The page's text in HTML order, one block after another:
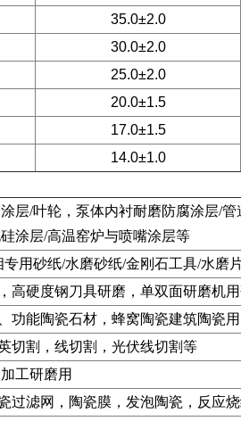
35.0±2.0
30.0±2.0
25.0±2.0
20.0±1.5
17.0±1.5
14.0±1.0
层/叶轮，泵体内衬耐磨防腐涂层/
涂层/高温窑炉与喷嘴涂层等
用砂纸/水磨砂纸/金刚石工具/水磨
高硬度钢刀具研磨，单双面研磨机
功能陶瓷石材，蜂窝陶瓷建筑陶瓷用
切割，线切割，光伏线切割等
工研磨用
过滤网，陶瓷膜，发泡陶瓷，反应